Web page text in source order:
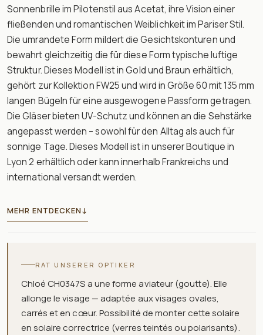
Sonnenbrille im Pilotenstil aus Acetat, ihre Vision einer
fließenden und romantischen Weiblichkeit im Pariser Stil.
Die umrandete Form mildert die Gesichtskonturen und
bewahrt gleichzeitig die für diese Form typische luftige
Struktur. Dieses Modell ist in Gold und Braun erhältlich,
gehört zur Kollektion FW25 und wird in Größe 60 mit 135 mm
langen Bügeln für eine ausgewogene Passform getragen.
Die Gläser bieten UV-Schutz und können an die Sehstärke
angepasst werden – sowohl für den Alltag als auch für
sonnige Tage. Dieses Modell ist in unserer Boutique in
Lyon 2 erhältlich oder kann innerhalb Frankreichs und
international versandt werden.
MEHR ENTDECKEN↓
RAT UNSERER OPTIKER
Chloé CH0347S a une forme aviateur (goutte). Elle
allonge le visage — adaptée aux visages ovales,
carrés et en cœur. Possibilité de monter cette solaire
en solaire correctrice (verres teintés ou polarisants).